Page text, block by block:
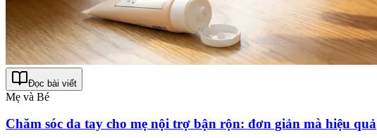
Đọc bài viết
Mẹ và Bé
Chăm sóc da tay cho mẹ nội trợ bận rộn: đơn giản mà hiệu quả